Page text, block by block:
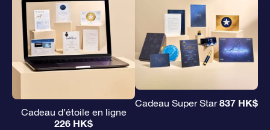
Cadeau d’étoile en ligne
226 HK$
Cadeau Super Star837 HK$